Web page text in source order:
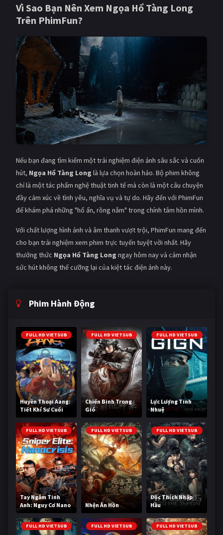
Vì Sao Bạn Nên Xem Ngọa Hổ Tàng Long
Trên PhimFun?
Nếu bạn đang tìm kiếm một trải nghiệm điện ảnh sâu sắc và cuốn
hút, Ngọa Hổ Tàng Long là lựa chọn hoàn hảo. Bộ phim không
chỉ là một tác phẩm nghệ thuật tinh tế mà còn là một câu chuyện
đầy cảm xúc về tình yêu, nghĩa vụ và tự do. Hãy đến với PhimFun
để khám phá những "hổ ẩn, rồng nằm" trong chính tâm hồn mình.
Với chất lượng hình ảnh và âm thanh vượt trội, PhimFun mang đến
cho bạn trải nghiệm xem phim trực tuyến tuyệt vời nhất. Hãy
thưởng thức Ngọa Hổ Tàng Long ngay hôm nay và cảm nhận
sức hút không thể cưỡng lại của kiệt tác điện ảnh này.
Phim Hành Động
FULL HD VIETSUB
Huyền Thoại Aang:
Tiết Khí Sư Cuối
Cùng
FULL HD VIETSUB
Chiến Binh Trong
Gió
FULL HD VIETSUB
Lực Lượng Tinh
Nhuệ
FULL HD VIETSUB
Tay Ngắm Tinh
Anh: Nguy Cơ Nano
FULL HD VIETSUB
Nhện Ăn Hồn
FULL HD VIETSUB
Độc Thích Nhập
Hầu
FULL HD VIETSUB FULL HD VIETSUB FULL HD VIETSUB